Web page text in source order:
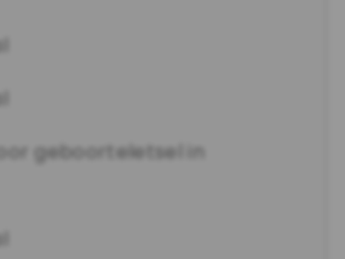
geboorteletsel in